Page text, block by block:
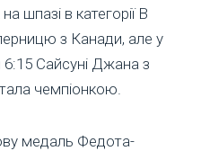
шпазі в категорії В
з Канади, але у
6:15 Сайсуні Джана з
чемпіонкою.
медаль Федота-